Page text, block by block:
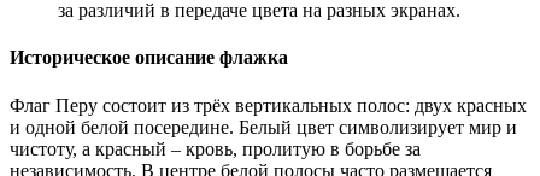
за различий в передаче цвета на разных экранах.
Историческое описание флажка
Флаг Перу состоит из трёх вертикальных полос: двух красных
и одной белой посередине. Белый цвет символизирует мир и
чистоту, а красный – кровь, пролитую в борьбе за
независимость. В центре белой полосы часто размещается